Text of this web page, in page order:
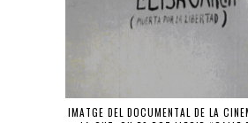
IMATGE DEL DOCUMENTAL DE LA